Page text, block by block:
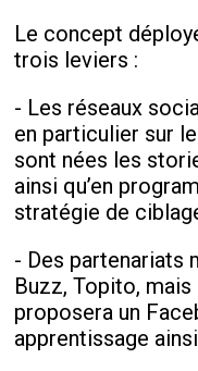
Le concept
trois leviers :
- Les réseaux
en particulier sur
sont nées les
ainsi qu’en
stratégie de
- Des partenariats
Buzz, Topito, mais
proposera un
apprentissage